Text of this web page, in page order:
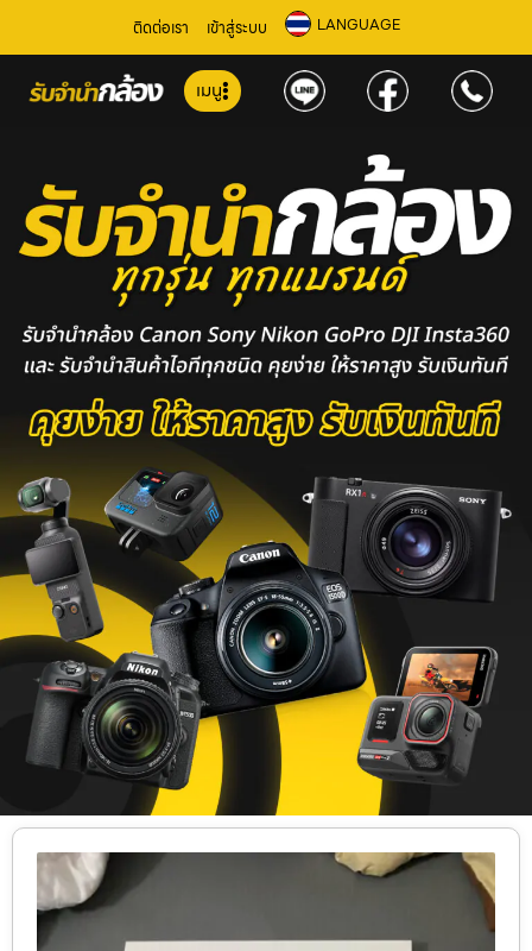
ติดต่อเรา เข้าสู่ระบบ LANGUAGE
เมนู